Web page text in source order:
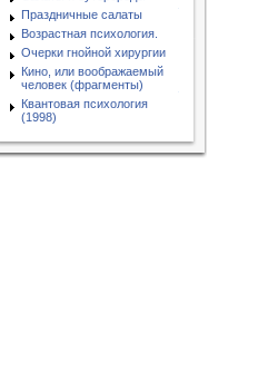
Праздничные салаты
Возрастная психология.
Очерки гнойной хирургии
Кино, или воображаемый
человек (фрагменты)
Квантовая психология
(1998)